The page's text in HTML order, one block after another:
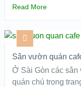
Read More
Sân vườn quán
Ở Sài Gòn các
quán chú trọng